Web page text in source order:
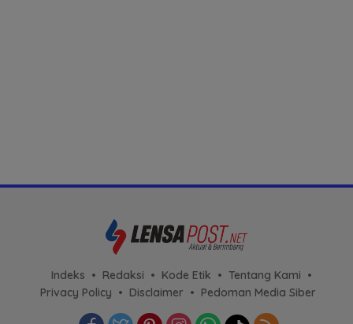
Indeks Redaksi Kode Etik
Tentang Kami
Privacy Policy
Disclaimer Pedoman Media Siber